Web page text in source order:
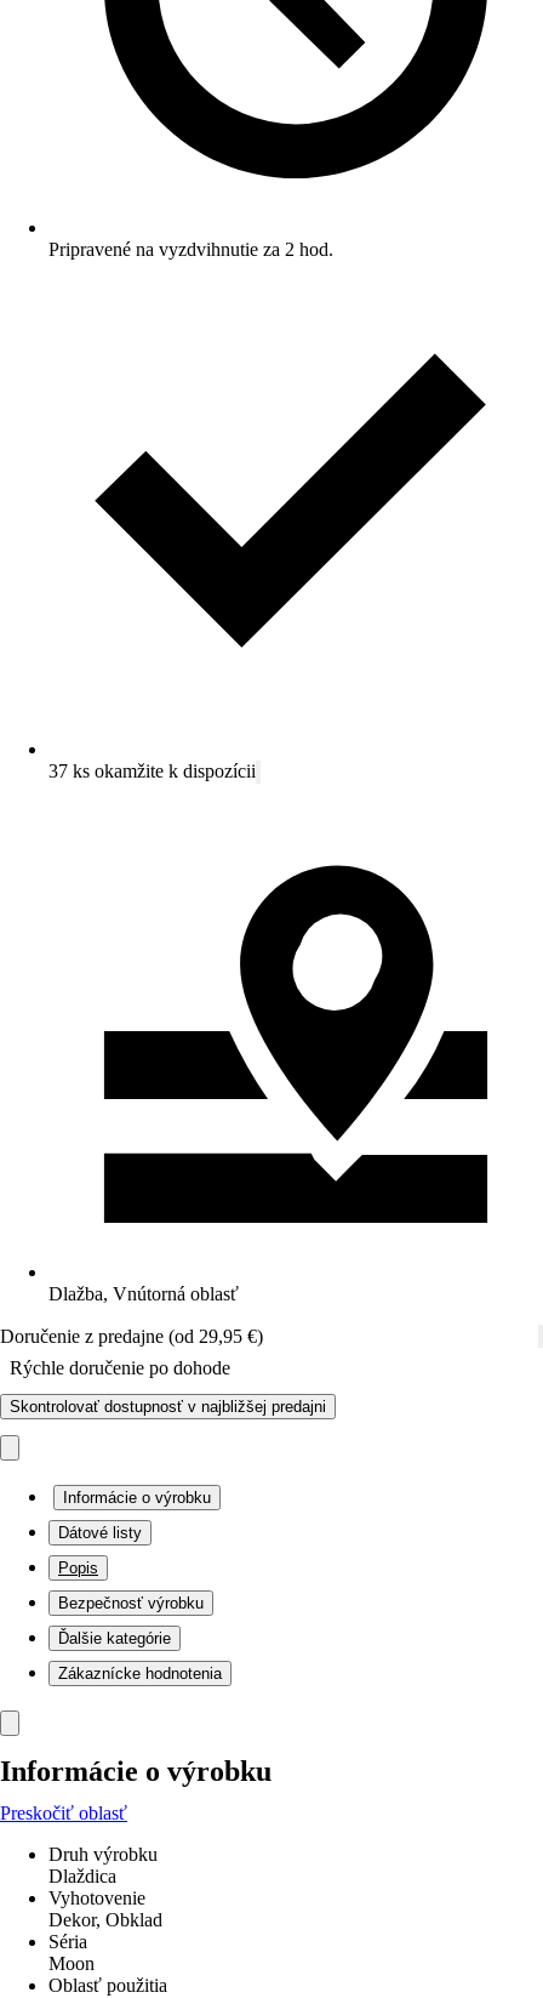
Pripravené na vyzdvihnutie za 2 hod.
37 ks okamžite k dispozícii
Dlažba, Vnútorná oblasť
Doručenie z predajne (od 29,95 €)
Rýchle doručenie po dohode
Skontrolovať dostupnosť v najbližšej predajni
Informácie o výrobku
Dátové listy
Popis
Bezpečnosť výrobku
Ďalšie kategórie
Zákaznícke hodnotenia
Informácie o výrobku
Preskočiť oblasť
Druh výrobku
Dlaždica
Vyhotovenie
Dekor, Obklad
Séria
Moon
Oblasť použitia